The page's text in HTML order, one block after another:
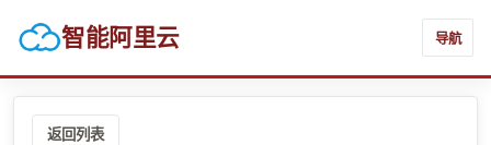
智能阿里云 导航
返回列表